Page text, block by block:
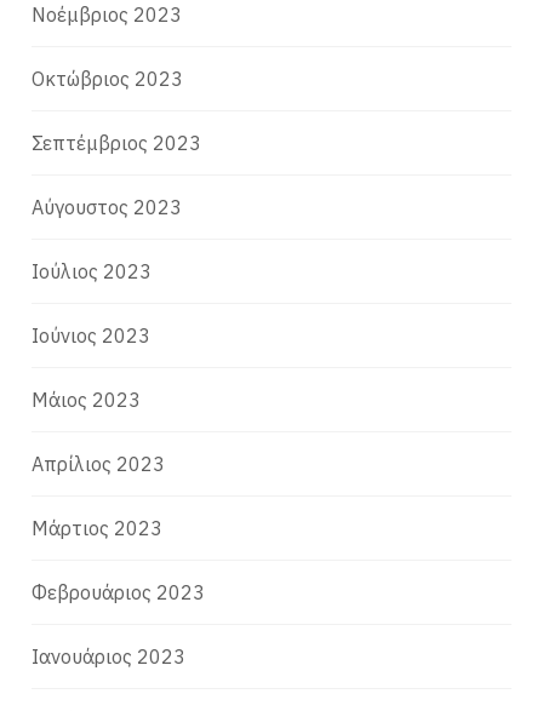
Νοέμβριος 2023
Οκτώβριος 2023
Σεπτέμβριος 2023
Αύγουστος 2023
Ιούλιος 2023
Ιούνιος 2023
Μάιος 2023
Απρίλιος 2023
Μάρτιος 2023
Φεβρουάριος 2023
Ιανουάριος 2023